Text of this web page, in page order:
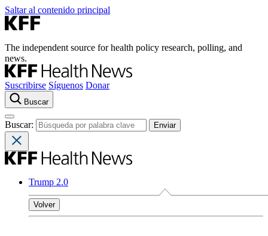
Saltar al contenido principal
The independent source for health policy research, polling, and
news.
Suscribirse Síguenos Donar
Buscar
Buscar:
Trump 2.0
Volver